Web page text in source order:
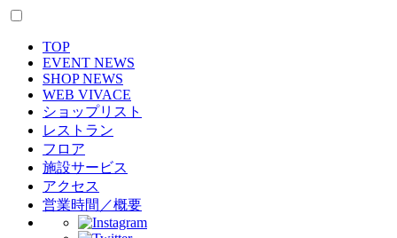
TOP
EVENT NEWS
SHOP NEWS
WEB VIVACE
ショップリスト
レストラン
フロア
施設サービス
アクセス
営業時間／概要